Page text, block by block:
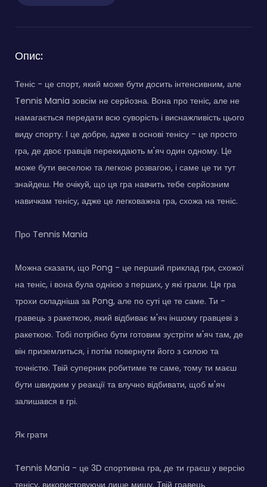
Опис:
Теніс - це спорт, який може бути досить інтенсивним, але
Tennis Mania зовсім не серйозна. Вона про теніс, але не
намагається передати всю суворість і виснажливість цього
виду спорту. І це добре, адже в основі тенісу - це просто
гра, де двоє гравців перекидають м'яч один одному. Це
може бути веселою та легкою розвагою, і саме це ти тут
знайдеш. Не очікуй, що ця гра навчить тебе серйозним
навичкам тенісу, адже це легковажна гра, схожа на теніс.
Про Tennis Mania
Можна сказати, що Pong - це перший приклад гри, схожої
на теніс, і вона була однією з перших, у які грали. Ця гра
трохи складніша за Pong, але по суті це те саме. Ти -
гравець з ракеткою, який відбиває м'яч іншому гравцеві з
ракеткою. Тобі потрібно бути готовим зустріти м'яч там, де
він приземлиться, і потім повернути його з силою та
точністю. Твій суперник робитиме те саме, тому ти маєш
бути швидким у реакції та влучно відбивати, щоб м'яч
залишався в грі.
Як грати
Tennis Mania - це 3D спортивна гра, де ти граєш у версію
тенісу, використовуючи лише мишу. Твій гравець